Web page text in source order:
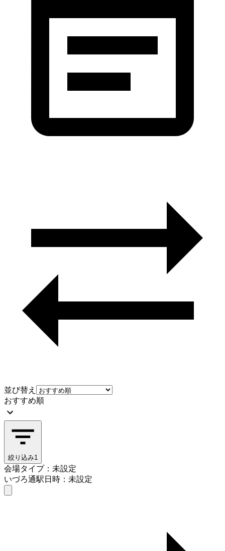
並び替え
おすすめ順
絞り込み1
会場タイプ：未設定
いづろ通駅日時：未設定